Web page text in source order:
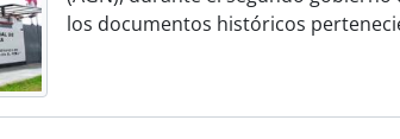
los documentos históricos